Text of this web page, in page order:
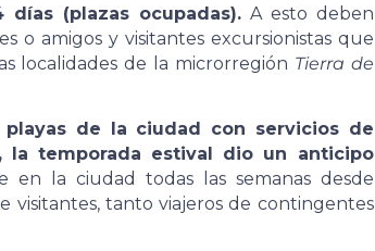
(plazas ocupadas).A esto deben
o amigos y visitantes excursionistas que
localidades de la microrregión Tierra de
de la ciudad con servicios de
la temporada estival dio un anticipo
en la ciudad todas las semanas desde
tanto viajeros de contingentes